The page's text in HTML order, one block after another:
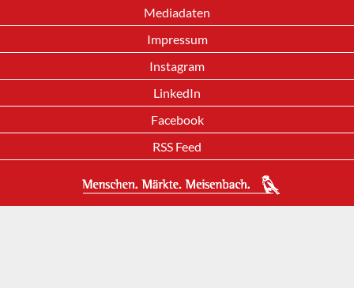
Mediadaten
Impressum
Instagram
LinkedIn
Facebook
RSS Feed